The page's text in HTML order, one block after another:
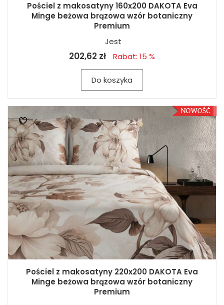
Pościel z makosatyny 160x200 DAKOTA Eva
Minge beżowa brązowa wzór botaniczny
Premium
Jest
202,62 zł Rabat: 15 %
Do koszyka
Pościel z makosatyny 220x200 DAKOTA Eva
Minge beżowa brązowa wzór botaniczny
Premium